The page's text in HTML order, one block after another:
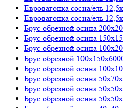
Евровагонка сосна/ель
Евровагонка сосна/ель
Брус обрезной осина
Брус обрезной осина
Брус обрезной осина
Брус обрезной
Брус обрезной осина
Брус обрезной осина
Брус обрезной осина
Брус обрезной осина